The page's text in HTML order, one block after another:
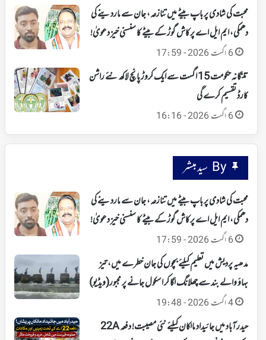
محبت کی شادی پر باپ بیٹے میں تنازعہ، جان سے ماردینے کی
دھمکی، ایم ایل اے پرکاش گوڑ کے بیٹے کا سنسنی خیز دعویٰ!
6 اگست 2026 - 17:59
تلنگانہ حکومت 15 اگست سے ایک کروڑ پانچ لاکھ نئے راشن
کارڈ تقسیم کرے گی
6 اگست 2026 - 16:16
By سید مبشر
محبت کی شادی پر باپ بیٹے میں تنازعہ، جان سے ماردینے کی
دھمکی، ایم ایل اے پرکاش گوڑ کے بیٹے کا سنسنی خیز دعویٰ!
6 اگست 2026 - 17:59
مدھیہ پردیش میں تعلیم کیلئے بچوں کی جان خطرے میں، تیز
بہاؤ والے بند سے چھلانگ لگا کر اسکول جانے پر مجبور(ویڈیو)
4 اگست 2026 - 19:48
حیدرآباد میں جائیداد مالکان کیلئے نئی مصیبت! دفعہ 22A